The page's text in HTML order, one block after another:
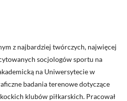
z najbardziej twórczych, najwięcej
socjologów sportu na
na Uniwersytecie w
badania terenowe dotyczące
klubów piłkarskich. Pracował